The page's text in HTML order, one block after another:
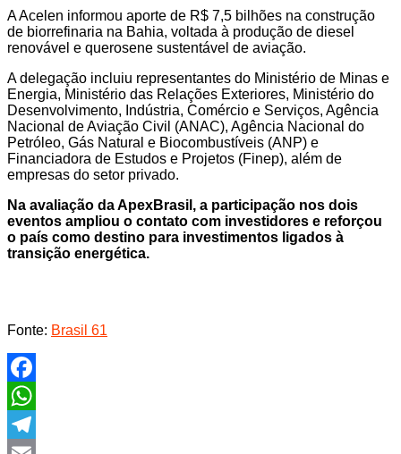
A Acelen informou aporte de R$ 7,5 bilhões na construção
de biorrefinaria na Bahia, voltada à produção de diesel
renovável e querosene sustentável de aviação.
A delegação incluiu representantes do Ministério de Minas e
Energia, Ministério das Relações Exteriores, Ministério do
Desenvolvimento, Indústria, Comércio e Serviços, Agência
Nacional de Aviação Civil (ANAC), Agência Nacional do
Petróleo, Gás Natural e Biocombustíveis (ANP) e
Financiadora de Estudos e Projetos (Finep), além de
empresas do setor privado.
Na avaliação da ApexBrasil, a participação nos dois
eventos ampliou o contato com investidores e reforçou
o país como destino para investimentos ligados à
transição energética.
Fonte: Brasil 61
Facebook
WhatsApp